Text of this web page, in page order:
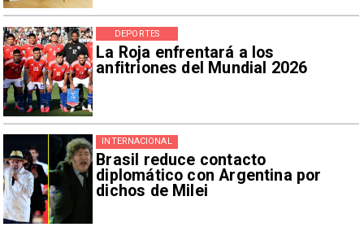
La Roja enfrentará a los
anfitriones del Mundial 2026
DEPORTES
Brasil reduce contacto
diplomático con Argentina por
dichos de Milei
INTERNACIONAL